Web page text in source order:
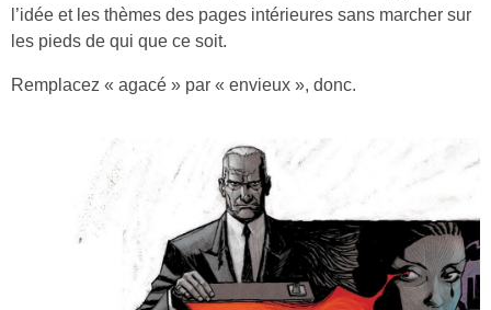
l’idée et les thèmes des pages intérieures sans marcher sur
les pieds de qui que ce soit.
Remplacez « agacé » par « envieux », donc.